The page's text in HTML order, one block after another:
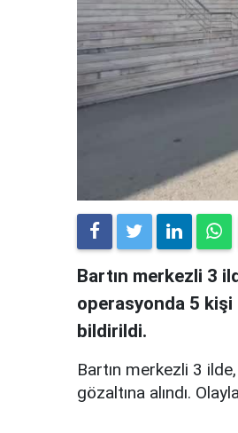
Bartın merkezli 3
operasyonda 5 kişi
bildirildi.
Bartın merkezli 3
gözaltına alındı.